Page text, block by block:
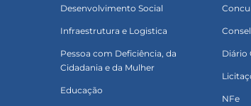
Desenvolvimento Social
Infraestrutura e Logistica
Pessoa com Deficiência, da
Cidadania e da Mulher
Educação
Diário
NFe